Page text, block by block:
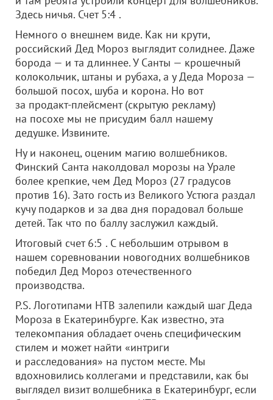
Здесь ничья. Счет 5:4 .
Немного о внешнем виде. Как ни крути,
российский Дед Мороз выглядит солиднее. Даже
борода — и та длиннее. У Санты — крошечный
колокольчик, штаны и рубаха, а у Деда Мороза —
большой посох, шуба и корона. Но вот
за продакт-плейсмент (скрытую рекламу)
на посохе мы не присудим балл нашему
дедушке. Извините.
Ну и наконец, оценим магию волшебников.
Финский Санта наколдовал морозы на Урале
более крепкие, чем Дед Мороз (27 градусов
против 16). Зато гость из Великого Устюга раздал
кучу подарков и за два дня порадовал больше
детей. Так что по баллу заслужил каждый.
Итоговый счет 6:5 . С небольшим отрывом в
нашем соревновании новогодних волшебников
победил Дед Мороз отечественного
производства.
P.S. Логотипами НТВ залепили каждый шаг Деда
Мороза в Екатеринбурге. Как известно, эта
телекомпания обладает очень специфическим
стилем и может найти «интриги
и расследования» на пустом месте. Мы
вдохновились коллегами и представили, как бы
выглядел визит волшебника в Екатеринбург, если